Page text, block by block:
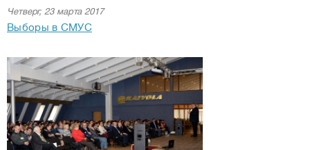
Четверг, 23 марта 2017
Выборы в СМУС